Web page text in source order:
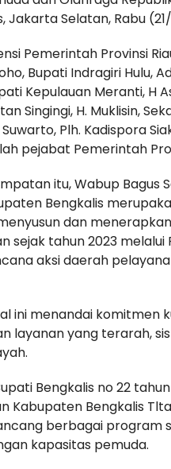
Jakarta Selatan, Rabu
Pemerintah Provinsi
Bupati Indragiri Hulu,
Kepulauan Meranti, H
Singingi, H. Muklisin,
Suwarto, Plh. Kadispora
pejabat Pemerintah
itu, Wabup
Bengkalis
dan
sejak tahun 2023
aksi daerah
ini menandai komitmen
layanan yang terarah,
Bengkalis no 22
Kabupaten Bengkalis
berbagai program
kapasitas pemuda.